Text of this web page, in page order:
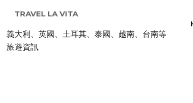
TRAVEL LA VITA
義大利、英國、土耳其、泰國、越南、台南等
旅遊資訊